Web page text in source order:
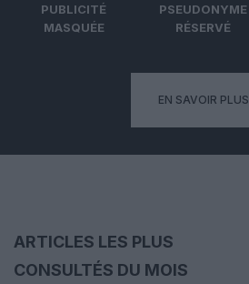
PUBLICITÉ
MASQUÉE
PSEUDONYME
RÉSERVÉ
EN SAVOIR PLUS
ARTICLES LES PLUS
CONSULTÉS DU MOIS